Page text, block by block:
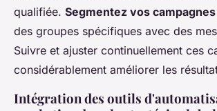
qualifiée. Segmentez vos campagnes
des groupes spécifiques avec des
Suivre et ajuster continuellement ces
considérablement améliorer les
Intégration des outils